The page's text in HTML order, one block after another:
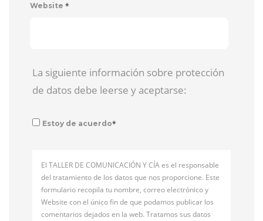
Website *
La siguiente información sobre protección
de datos debe leerse y aceptarse:
Estoy de acuerdo*
El TALLER DE COMUNICACIÓN Y CÍA es el responsable
del tratamiento de los datos que nos proporcione. Este
formulario recopila tu nombre, correo electrónico y
Website con el único fin de que podamos publicar los
comentarios dejados en la web. Tratamos sus datos